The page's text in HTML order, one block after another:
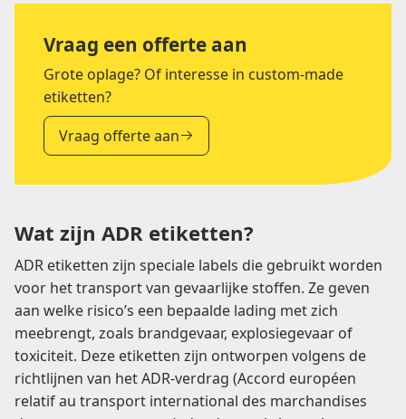
Vraag een offerte aan
Grote oplage? Of interesse in custom-made
etiketten?
Vraag offerte aan
Wat zijn ADR etiketten?
ADR etiketten zijn speciale labels die gebruikt worden
voor het transport van gevaarlijke stoffen. Ze geven
aan welke risico’s een bepaalde lading met zich
meebrengt, zoals brandgevaar, explosiegevaar of
toxiciteit. Deze etiketten zijn ontworpen volgens de
richtlijnen van het ADR-verdrag (Accord européen
relatif au transport international des marchandises